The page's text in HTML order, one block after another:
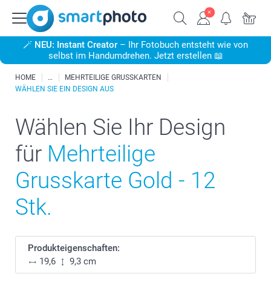
🪄 NEU: Instant Creator – Ihr Fotobuch entsteht wie von
selbst im Handumdrehen. Jetzt erstellen 📖
HOME
MEHRTEILIGE GRUSSKARTEN
WÄHLEN SIE EIN DESIGN AUS
Wählen Sie Ihr Design
für Mehrteilige
Grusskarte Gold - 12
Stk.
Produkteigenschaften:
19,6
9,3 cm